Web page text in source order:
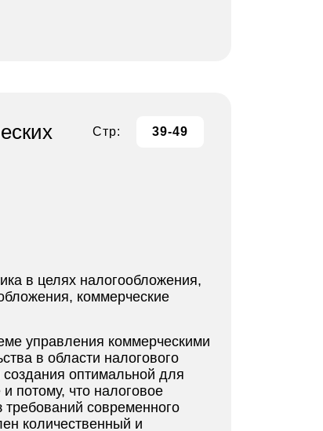
Стр: 39-49
в целях налогообложения,
коммерческие
управления коммерческими
в области налогового
создания оптимальной для
потому, что налоговое
требований современного
количественный и